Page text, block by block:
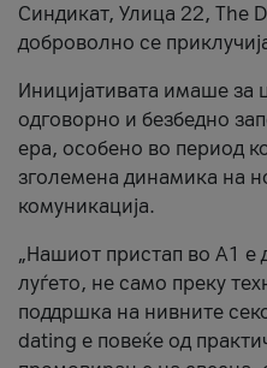
Синдикат, Улица 22, The
доброволно се
Иницијативата имаше за
одговорно и безбедно
ера, особено во период
зголемена динамика на
комуникација.
„Нашиот пристап во А1 е
луѓето, не само преку
поддршка на нивните
dating е повеќе од